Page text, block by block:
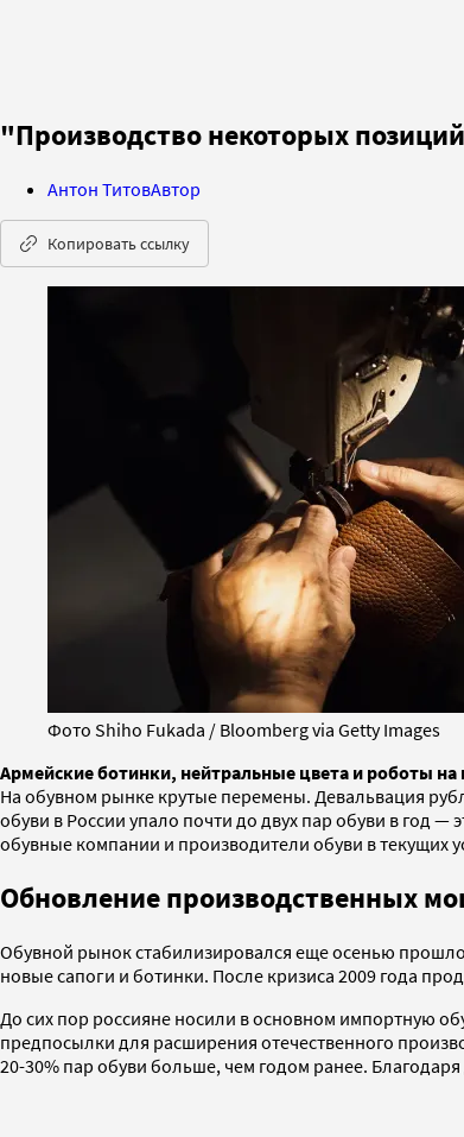
"Производство некоторых
Антон ТитовАвтор
Копировать ссылку
Фото Shiho Fukada / Bloomberg via Getty Images
Армейские ботинки, нейтральные цвета и роботы
На обувном рынке крутые перемены. Девальвация
обуви в России упало почти до двух пар обуви в год
обувные компании и производители обуви в текущих
Обновление производственных
Обувной рынок стабилизировался еще осенью
новые сапоги и ботинки. После кризиса 2009 года
До сих пор россияне носили в основном импортную
предпосылки для расширения отечественного
20-30% пар обуви больше, чем годом ранее.